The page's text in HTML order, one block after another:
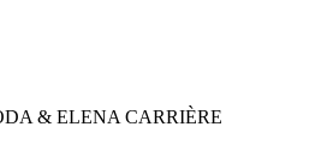
& ELENA CARRIÈRE